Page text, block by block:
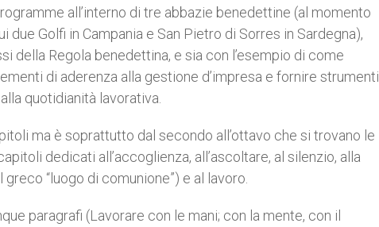
all’interno di tre abbazie benedettine (al momento
due Golfi in Campania e San Pietro di Sorres in Sardegna),
della Regola benedettina, e sia con l’esempio di come
di aderenza alla gestione d’impresa e fornire strumenti
quotidianità lavorativa.
ma è soprattutto dal secondo all’ottavo che si trovano le
dedicati all’accoglienza, all’ascoltare, al silenzio, alla
“luogo di comunione”) e al lavoro.
paragrafi (Lavorare con le mani; con la mente, con il